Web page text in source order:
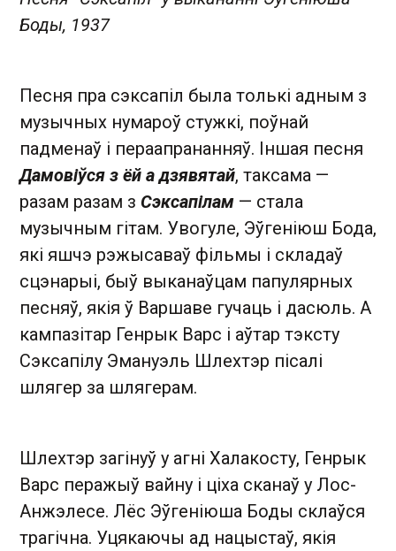
Боды, 1937
Песня пра сэксапіл была толькі адным з
музычных нумароў стужкі, поўнай
падменаў і пераапрананняў. Іншая песня
Дамовіўся з ёй а дзявятай, таксама —
разам разам з Сэксапілам — стала
музычным гітам. Увогуле, Эўгеніюш Бода,
які яшчэ рэжысаваў фільмы і складаў
сцэнарыі, быў выканаўцам папулярных
песняў, якія ў Варшаве гучаць і дасюль. А
кампазітар Генрык Варс і аўтар тэксту
Сэксапілу Эмануэль Шлехтэр пісалі
шлягер за шлягерам.
Шлехтэр загінуў у агні Халакосту, Генрык
Варс перажыў вайну і ціха сканаў у Лос-
Анжэлесе. Лёс Эўгеніюша Боды склаўся
трагічна. Уцякаючы ад нацыстаў, якія